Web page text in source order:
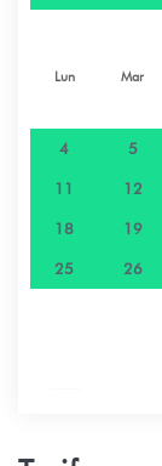
Lun Mar
4 5
11 12
18 19
25 26